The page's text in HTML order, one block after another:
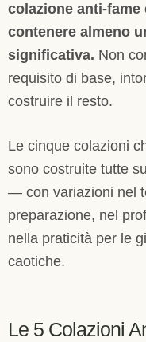
colazione anti-fame
contenere almeno
significativa. Non
requisito di base,
costruire il resto.
Le cinque colazioni
sono costruite tutte
— con variazioni nel
preparazione, nel
nella praticità per le
caotiche.
Le 5 Colazioni